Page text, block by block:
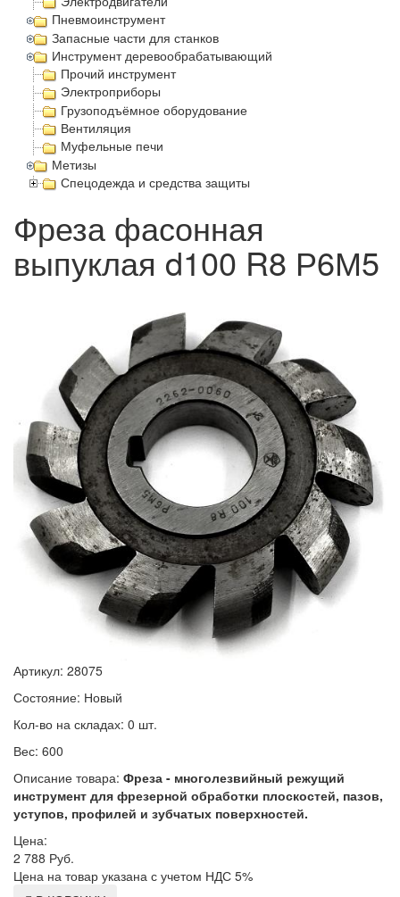
Пневмоинструмент
Запасные части для станков
Инструмент деревообрабатывающий
Прочий инструмент
Электроприборы
Грузоподъёмное оборудование
Вентиляция
Муфельные печи
Метизы
Спецодежда и средства защиты
Фреза фасонная
выпуклая d100 R8 Р6М5
Артикул: 28075
Состояние: Новый
Кол-во на складах: 0 шт.
Вес: 600
Описание товара: Фреза - многолезвийный режущий
инструмент для фрезерной обработки плоскостей, пазов,
уступов, профилей и зубчатых поверхностей.
Цена:
2 788 Руб.
Цена на товар указана с учетом НДС 5%